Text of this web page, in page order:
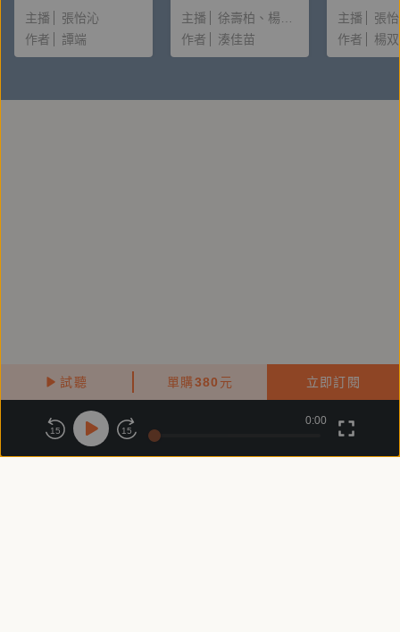
試聽 單購380 元 立即訂閱
主播
張怡沁
作者
譚端
主播 徐壽柏
楊雅淳
作者
湊佳苗
主播
張
作者
楊
關於鏡好聽
商務合作 付費條款 會員條款
15 15
0:00